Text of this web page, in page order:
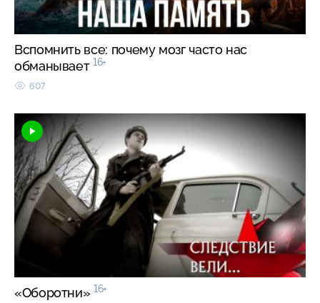
Вспомнить все: почему мозг часто нас
обманывает 16+
607
«Оборотни» 16+